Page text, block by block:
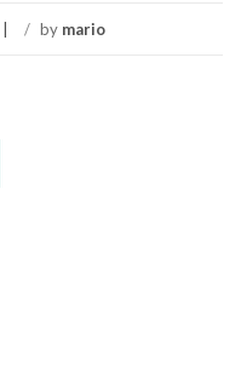
/ by mario